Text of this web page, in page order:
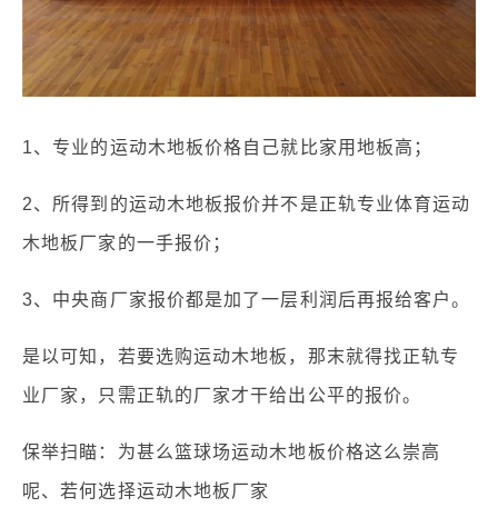
1、专业的运动木地板价格自己就比家用地板高；
2、所得到的运动木地板报价并不是正轨专业体育运动
木地板厂家的一手报价；
3、中央商厂家报价都是加了一层利润后再报给客户。
是以可知，若要选购运动木地板，那末就得找正轨专
业厂家，只需正轨的厂家才干给出公平的报价。
保举扫瞄：为甚么篮球场运动木地板价格这么崇高
呢、若何选择运动木地板厂家